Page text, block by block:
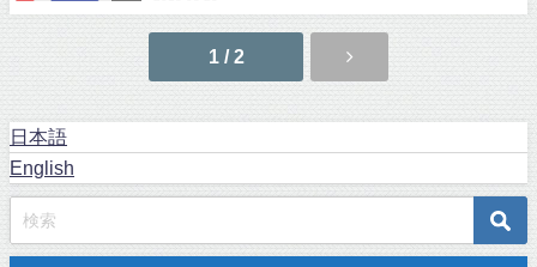
1 / 2
日本語
English